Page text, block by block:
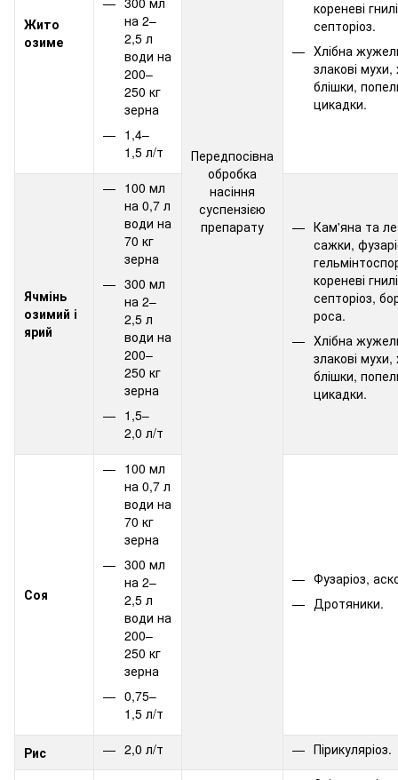
Передпосівна
обробка
насіння
суспензією
препарату
Жито
озиме
на 2–
2,5 л
води на
200–
250 кг
зерна
1,4–
1,5 л/т
кореневі
септоріоз.
Хлібна
злакові мухи,
блішки,
цикадки.
Ячмінь
озимий і
ярий
100 мл
на 0,7 л
води на
70 кг
зерна
300 мл
на 2–
2,5 л
води на
200–
250 кг
зерна
1,5–
2,0 л/т
Кам'яна та
сажки,
кореневі
септоріоз,
роса.
Хлібна
злакові мухи,
блішки,
цикадки.
Соя
100 мл
на 0,7 л
води на
70 кг
зерна
300 мл
на 2–
2,5 л
води на
200–
250 кг
зерна
0,75–
1,5 л/т
Фузаріоз,
Дротяники.
Рис 2,0 л/т Пірикуляріоз.